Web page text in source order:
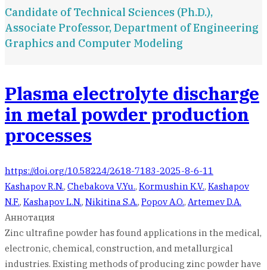
Candidate of Technical Sciences (Ph.D.),
Associate Professor, Department of Engineering
Graphics and Computer Modeling
Plasma electrolyte discharge
in metal powder production
processes
https://doi.org/10.58224/2618-7183-2025-8-6-11
Kаshapov R.N., Chebakova V.Yu., Kormushin K.V., Kashapov
N.F., Kashapov L.N., Nikitina S.A., Popov A.O., Artemev D.A.
Аннотация
Zinc ultrafine powder has found applications in the medical,
electronic, chemical, construction, and metallurgical
industries. Existing methods of producing zinc powder have